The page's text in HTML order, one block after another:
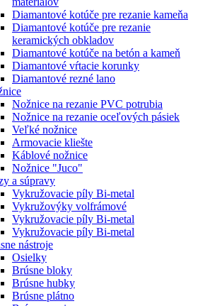
Diamantové kotúče pre rezanie kameňa
Diamantové kotúče pre rezanie
keramických obkladov
Diamantové kotúče na betón a kameň
Diamantové vŕtacie korunky
Diamantové rezné lano
Nožnice na rezanie PVC potrubia
Nožnice na rezanie oceľových pásiek
Veľké nožnice
Armovacie kliešte
Káblové nožnice
Nožnice "Juco"
a súpravy
Vykružovacie píly Bi-metal
Vykružovýky volfrámové
Vykružovacie píly Bi-metal
Vykružovacie píly Bi-metal
nástroje
Osielky
Brúsne bloky
Brúsne hubky
Brúsne plátno